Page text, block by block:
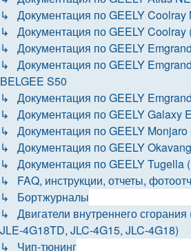
↳ Документация по GEELY Coolray
↳ Документация по GEELY Coolray
↳ Документация по GEELY
↳ Документация по GEELY
BELGEE S50
↳ Документация по GEELY
↳ Документация по GEELY Galaxy
↳ Документация по GEELY Monjaro
↳ Документация по GEELY
↳ Документация по GEELY Tugella
↳ FAQ, инструкции, отчеты,
↳ Бортжурналы
↳ Двигатели внутреннего
JLE-4G18TD, JLC-4G15, JLC-4G18)
↳ Чип-тюнинг